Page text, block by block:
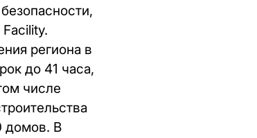
региона в
до 41 часа,
числе
домов. В